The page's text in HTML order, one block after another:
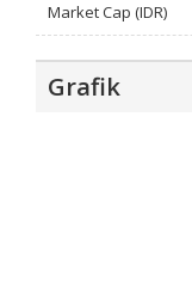
Market Cap (IDR)
Grafik